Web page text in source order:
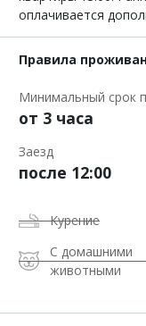
оплачивается
Правила
Минимальный срок
от 3 часа
Заезд
после 12:00
Курение
С домашними
животными